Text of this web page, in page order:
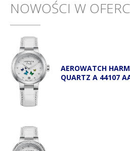
NOWOŚCI W
AEROWATCH
QUARTZ A 44107